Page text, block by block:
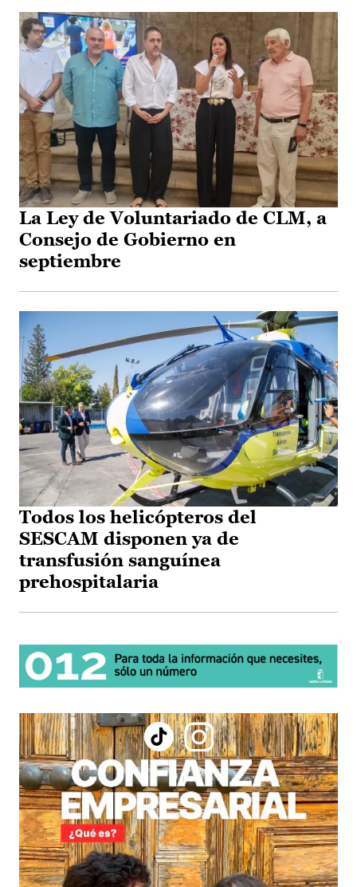
La Ley de Voluntariado de CLM, a
Consejo de Gobierno en
septiembre
Todos los helicópteros del
SESCAM disponen ya de
transfusión sanguínea
prehospitalaria